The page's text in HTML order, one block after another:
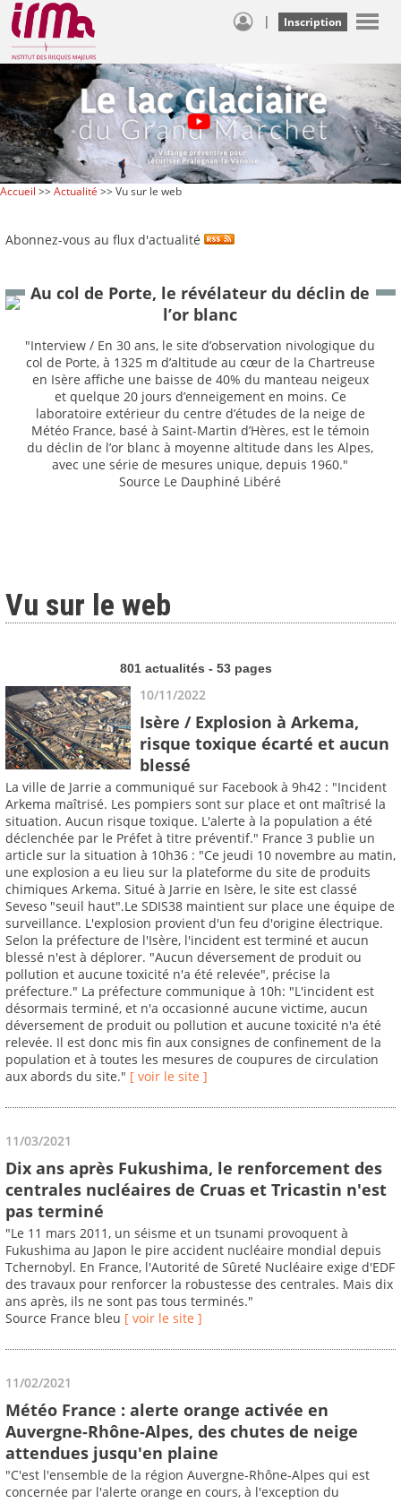
| Inscription
Accueil >>Actualité >> Vu sur le web
Abonnez-vous au flux d'actualité
Au col de Porte, le révélateur du déclin de
l’or blanc
"Interview / En 30 ans, le site d’observation nivologique du
col de Porte, à 1325 m d’altitude au cœur de la Chartreuse
en Isère affiche une baisse de 40% du manteau neigeux
et quelque 20 jours d’enneigement en moins. Ce
laboratoire extérieur du centre d’études de la neige de
Météo France, basé à Saint-Martin d’Hères, est le témoin
du déclin de l’or blanc à moyenne altitude dans les Alpes,
avec une série de mesures unique, depuis 1960."
Source Le Dauphiné Libéré
Vu sur le web
801 actualités - 53 pages
10/11/2022
Isère / Explosion à Arkema,
risque toxique écarté et aucun
blessé
La ville de Jarrie a communiqué sur Facebook à 9h42 : "Incident
Arkema maîtrisé. Les pompiers sont sur place et ont maîtrisé la
situation. Aucun risque toxique. L'alerte à la population a été
déclenchée par le Préfet à titre préventif." France 3 publie un
article sur la situation à 10h36 : "Ce jeudi 10 novembre au matin,
une explosion a eu lieu sur la plateforme du site de produits
chimiques Arkema. Situé à Jarrie en Isère, le site est classé
Seveso "seuil haut".Le SDIS38 maintient sur place une équipe de
surveillance. L'explosion provient d'un feu d'origine électrique.
Selon la préfecture de l'Isère, l'incident est terminé et aucun
blessé n'est à déplorer. "Aucun déversement de produit ou
pollution et aucune toxicité n'a été relevée", précise la
préfecture." La préfecture communique à 10h: "L'incident est
désormais terminé, et n'a occasionné aucune victime, aucun
déversement de produit ou pollution et aucune toxicité n'a été
relevée. Il est donc mis fin aux consignes de confinement de la
population et à toutes les mesures de coupures de circulation
aux abords du site." [ voir le site ]
11/03/2021
Dix ans après Fukushima, le renforcement des
centrales nucléaires de Cruas et Tricastin n'est
pas terminé
"Le 11 mars 2011, un séisme et un tsunami provoquent à
Fukushima au Japon le pire accident nucléaire mondial depuis
Tchernobyl. En France, l'Autorité de Sûreté Nucléaire exige d'EDF
des travaux pour renforcer la robustesse des centrales. Mais dix
ans après, ils ne sont pas tous terminés."
Source France bleu [ voir le site ]
11/02/2021
Météo France : alerte orange activée en
Auvergne-Rhône-Alpes, des chutes de neige
attendues jusqu'en plaine
"C'est l'ensemble de la région Auvergne-Rhône-Alpes qui est
concernée par l'alerte orange en cours, à l'exception du